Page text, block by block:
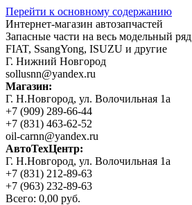
Перейти к основному содержанию
Интернет-магазин автозапчастей
Запасные части на весь модельный ряд
FIAT, SsangYong, ISUZU и другие
Г. Нижний Новгород
sollusnn@yandex.ru
Магазин:
Г. Н.Новгород, ул. Волочильная 1а
+7 (909) 289-66-44
+7 (831) 463-62-52
oil-carnn@yandex.ru
АвтоТехЦентр:
Г. Н.Новгород, ул. Волочильная 1а
+7 (831) 212-89-63
+7 (963) 232-89-63
Всего: 0,00 руб.